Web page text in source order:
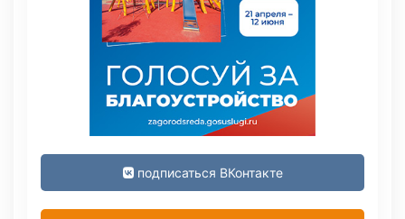
подписаться ВКонтакте